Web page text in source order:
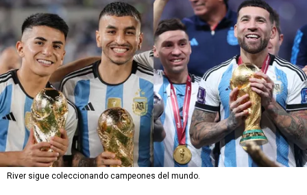
River sigue coleccionando campeones del mundo.